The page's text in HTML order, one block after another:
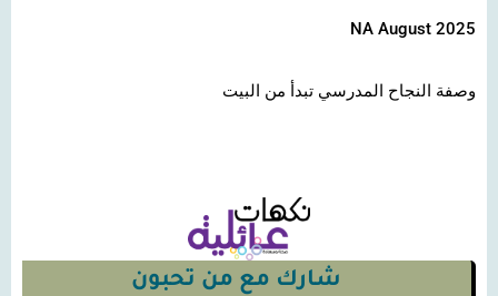
NA August 2025
وصفة النجاح المدرسي تبدأ من البيت
شارك مع من تحبون